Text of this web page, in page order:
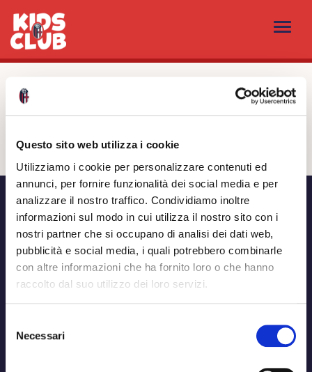
Questo sito web utilizza i cookie
Utilizziamo i cookie per personalizzare contenuti ed
annunci, per fornire funzionalità dei social media e per
analizzare il nostro traffico. Condividiamo inoltre
informazioni sul modo in cui utilizza il nostro sito con i
nostri partner che si occupano di analisi dei dati web,
pubblicità e social media, i quali potrebbero combinarle
con altre informazioni che ha fornito loro o che hanno
raccolto dal suo utilizzo dei loro servizi.
delNecessari
NEWS
Mare Termale